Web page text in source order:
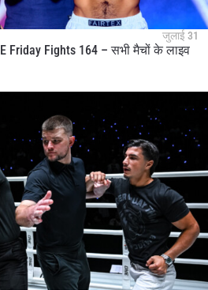
जुलाई 31
Friday Fights 164 – सभी मैचों के लाइव